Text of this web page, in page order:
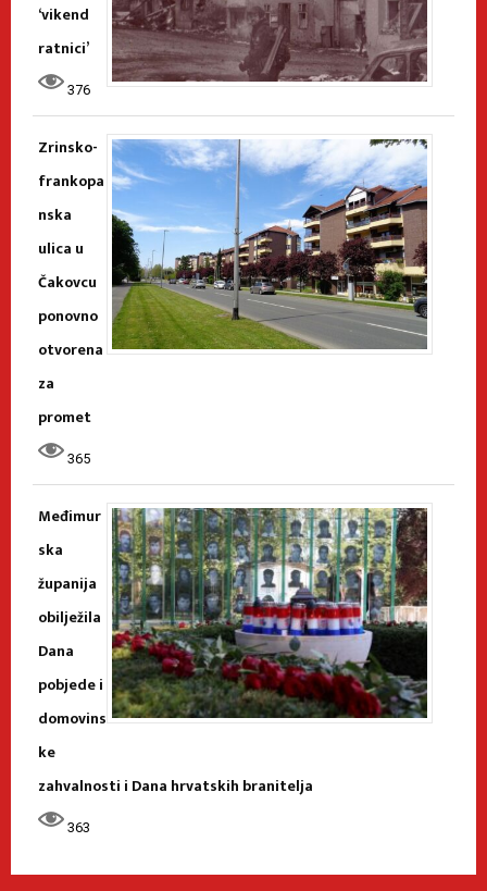
‘vikend
ratnici’
376
Zrinsko-
frankopa
nska
ulica u
Čakovcu
ponovno
otvorena
za
promet
365
Međimur
ska
županija
obilježila
Dana
pobjede i
domovins
ke
zahvalnosti i Dana hrvatskih branitelja
363